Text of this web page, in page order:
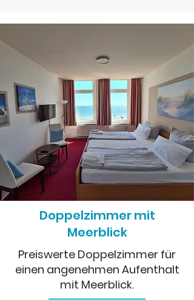
Doppelzimmer mit
Meerblick​
Preiswerte Doppelzimmer für
einen angenehmen Aufenthalt
mit Meerblick.